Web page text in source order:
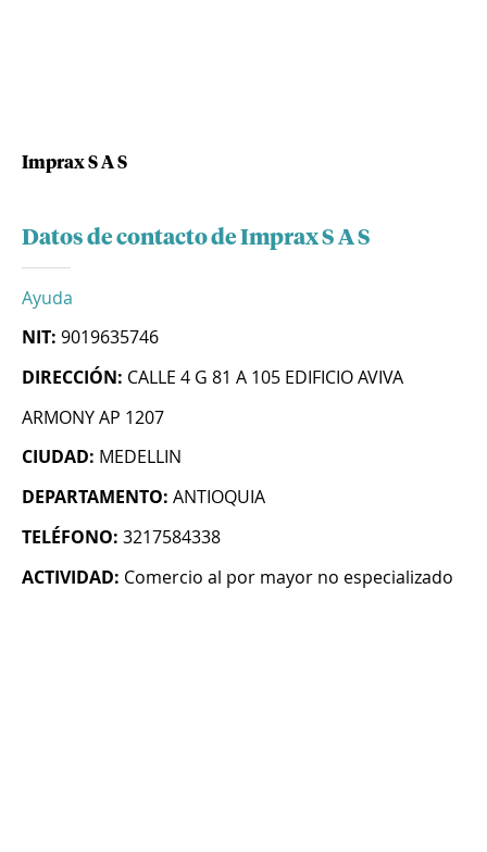
Imprax S A S
Datos de contacto de Imprax S A S
Ayuda
NIT: 9019635746
DIRECCIÓN: CALLE 4 G 81 A 105 EDIFICIO AVIVA
ARMONY AP 1207
CIUDAD: MEDELLIN
DEPARTAMENTO: ANTIOQUIA
TELÉFONO: 3217584338
ACTIVIDAD: Comercio al por mayor no especializado